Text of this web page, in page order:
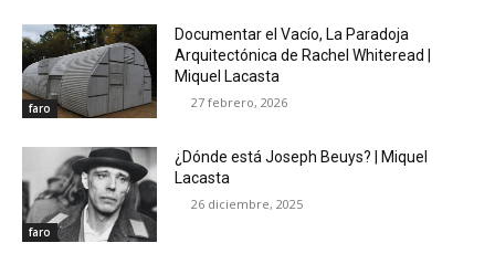
faro
Documentar el Vacío, La Paradoja
Arquitectónica de Rachel Whiteread |
Miquel Lacasta
27 febrero, 2026
faro
¿Dónde está Joseph Beuys? | Miquel
Lacasta
26 diciembre, 2025